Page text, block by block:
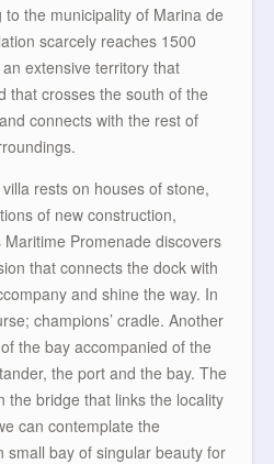
the municipality of Marina de
scarcely reaches 1500
extensive territory that
that crosses the south of the
connects with the rest of
rests on houses of stone,
of new construction,
Promenade discovers
that connects the dock with
and shine the way. In
champions’ cradle. Another
the bay accompanied of the
the port and the bay. The
the bridge that links the locality
can contemplate the
small bay of singular beauty for